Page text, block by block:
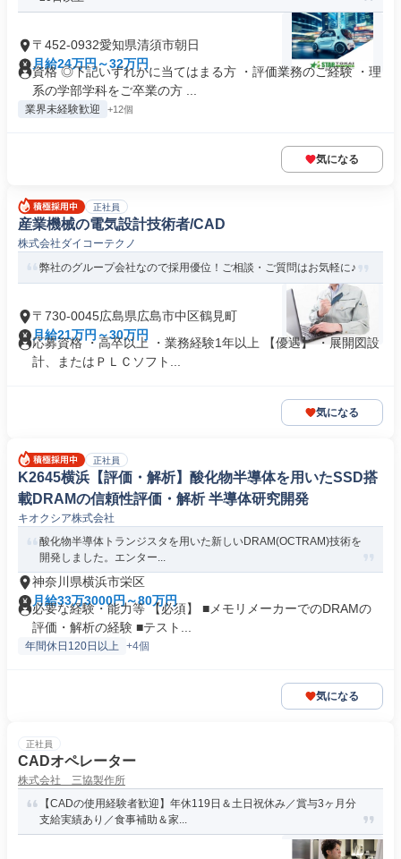
〒452-0932愛知県清須市朝日
月給24万円～32万円
資格 ◎下記いずれかに当てはまる方 ・評価業務のご経験 ・理
系の学部学科をご卒業の方 ...
業界未経験歓迎 +12個
気になる
正社員
産業機械の電気設計技術者/CAD
株式会社ダイコーテクノ
弊社のグループ会社なので採用優位！ご相談・ご質問はお気軽に♪
〒730-0045広島県広島市中区鶴見町
月給21万円～30万円
応募資格 ・高卒以上 ・業務経験1年以上 【優遇】 ・展開図設
計、またはＰＬＣソフト...
気になる
正社員
K2645横浜【評価・解析】酸化物半導体を用いたSSD搭
載DRAMの信頼性評価・解析 半導体研究開発
キオクシア株式会社
酸化物半導体トランジスタを用いた新しいDRAM(OCTRAM)技術を
開発しました。エンター...
神奈川県横浜市栄区
月給33万3000円～80万円
必要な経験・能力等 【必須】 ■メモリメーカーでのDRAMの
評価・解析の経験 ■テスト...
年間休日120日以上 +4個
気になる
正社員
CADオペレーター
株式会社 三協製作所
【CADの使用経験者歓迎】年休119日＆土日祝休み／賞与3ヶ月分
支給実績あり／食事補助＆家...